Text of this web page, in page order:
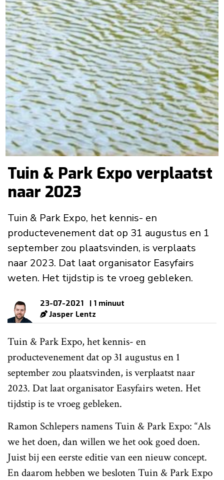
Tuin & Park Expo verplaatst
naar 2023
Tuin & Park Expo, het kennis- en
productevenement dat op 31 augustus en 1
september zou plaatsvinden, is verplaats
naar 2023. Dat laat organisator Easyfairs
weten. Het tijdstip is te vroeg gebleken.
23-07-2021
| 1 minuut
Jasper Lentz
Tuin & Park Expo, het kennis- en
productevenement dat op 31 augustus en 1
september zou plaatsvinden, is verplaatst naar
2023. Dat laat organisator Easyfairs weten. Het
tijdstip is te vroeg gebleken.
Ramon Schlepers namens Tuin & Park Expo: “Als
we het doen, dan willen we het ook goed doen.
Juist bij een eerste editie van een nieuw concept.
En daarom hebben we besloten Tuin & Park Expo